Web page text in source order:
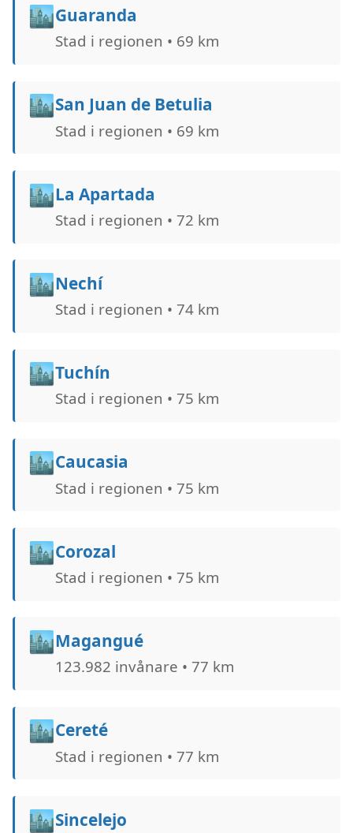
🏙️Guaranda
Stad i regionen • 69 km
🏙️San Juan de Betulia
Stad i regionen • 69 km
🏙️La Apartada
Stad i regionen • 72 km
🏙️Nechí
Stad i regionen • 74 km
🏙️Tuchín
Stad i regionen • 75 km
🏙️Caucasia
Stad i regionen • 75 km
🏙️Corozal
Stad i regionen • 75 km
🏙️Magangué
123.982 invånare • 77 km
🏙️Cereté
Stad i regionen • 77 km
🏙️Sincelejo